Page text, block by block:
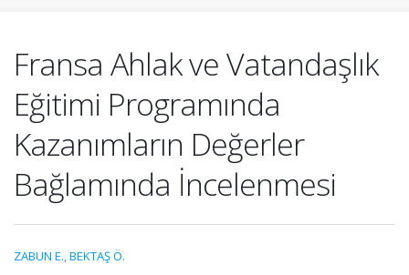
Fransa Ahlak ve Vatandaşlık
Eğitimi Programında
Kazanımların Değerler
Bağlamında İncelenmesi
ZABUN E.,BEKTAŞ Ö.